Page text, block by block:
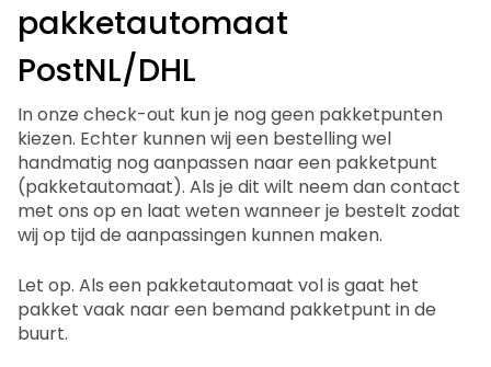
pakketautomaat
PostNL/DHL
In onze check-out kun je nog geen pakketpunten
kiezen. Echter kunnen wij een bestelling wel
handmatig nog aanpassen naar een pakketpunt
(pakketautomaat). Als je dit wilt neem dan contact
met ons op en laat weten wanneer je bestelt zodat
wij op tijd de aanpassingen kunnen maken.
Let op. Als een pakketautomaat vol is gaat het
pakket vaak naar een bemand pakketpunt in de
buurt.